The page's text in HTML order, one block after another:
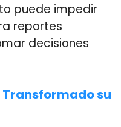
puede impedir
reportes
decisiones
su